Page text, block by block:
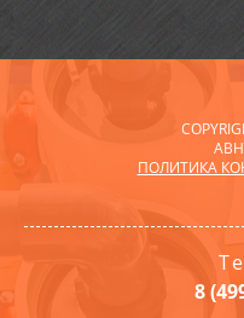
ПОЛИТИКА
8